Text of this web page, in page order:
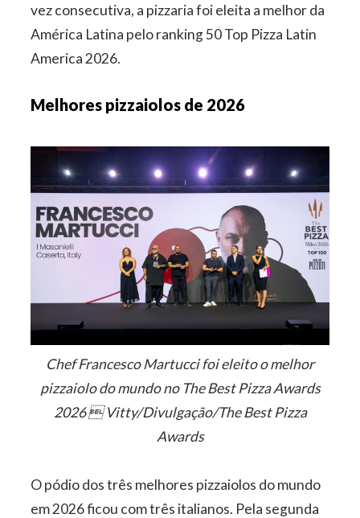
vez consecutiva, a pizzaria foi eleita a melhor da
América Latina pelo ranking 50 Top Pizza Latin
America 2026.
Melhores pizzaiolos de 2026
Chef Francesco Martucci foi eleito o melhor
pizzaiolo do mundo no The Best Pizza Awards
2026  Vitty/Divulgação/The Best Pizza
Awards
O pódio dos três melhores pizzaiolos do mundo
em 2026 ficou com três italianos. Pela segunda